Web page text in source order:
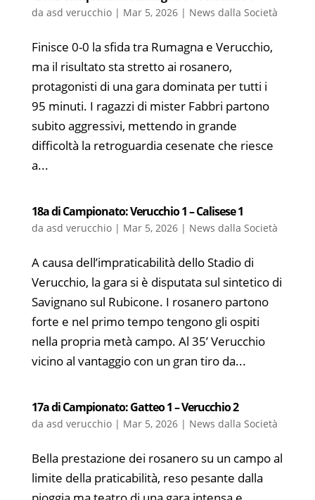
da asd verucchio| Mar 5, 2026| News dalla Società
Finisce 0-0 la sfida tra Rumagna e Verucchio,
ma il risultato sta stretto ai rosanero,
protagonisti di una gara dominata per tutti i
95 minuti. I ragazzi di mister Fabbri partono
subito aggressivi, mettendo in grande
difficoltà la retroguardia cesenate che riesce
a...
18a di Campionato: Verucchio 1 – Calisese 1
da asd verucchio| Mar 5, 2026| News dalla Società
A causa dell’impraticabilità dello Stadio di
Verucchio, la gara si è disputata sul sintetico di
Savignano sul Rubicone. I rosanero partono
forte e nel primo tempo tengono gli ospiti
nella propria metà campo. Al 35’ Verucchio
vicino al vantaggio con un gran tiro da...
17a di Campionato: Gatteo 1 – Verucchio 2
da asd verucchio| Mar 5, 2026| News dalla Società
Bella prestazione dei rosanero su un campo al
limite della praticabilità, reso pesante dalla